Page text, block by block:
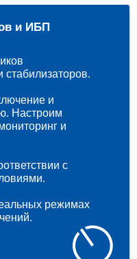
и ИБП
стабилизаторов.
и
Настроим
и
с
режимах